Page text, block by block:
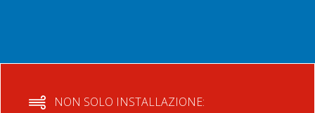
NON SOLO INSTALLAZIONE: